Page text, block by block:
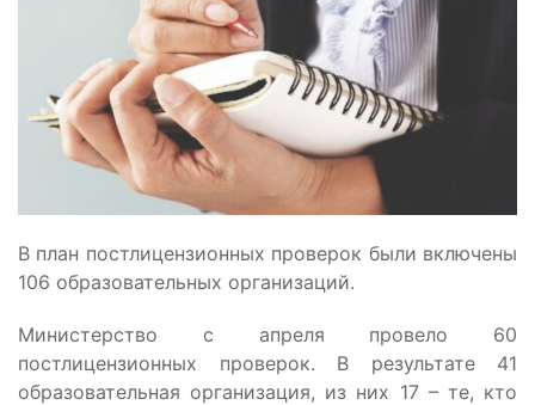
В план постлицензионных проверок были включены
106 образовательных организаций.
Министерство с апреля провело 60
постлицензионных проверок. В результате 41
образовательная организация, из них 17 – те, кто